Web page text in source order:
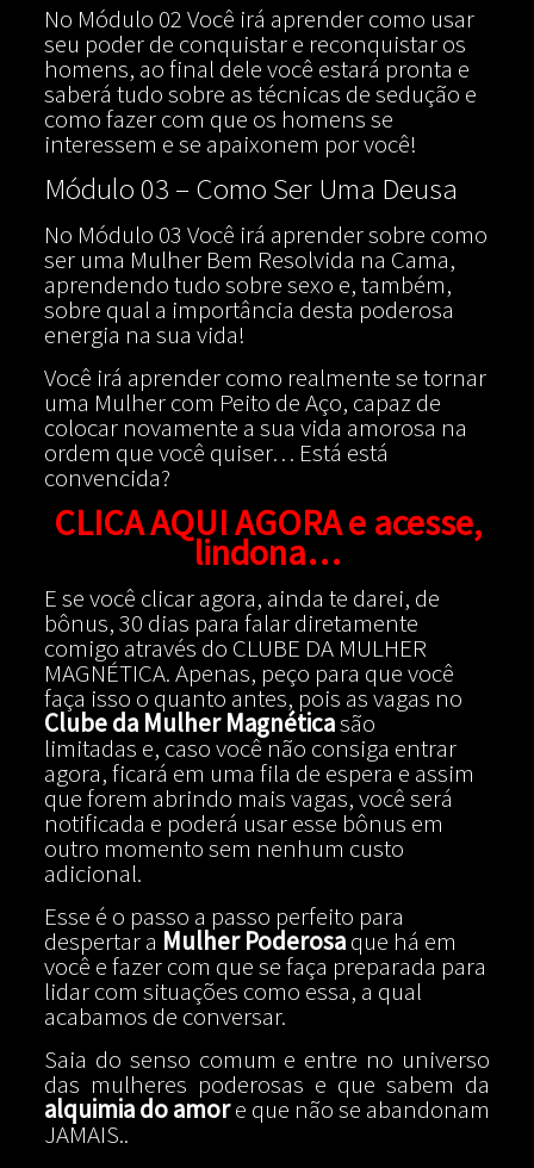
No Módulo 02 Você irá aprender como usar
seu poder de conquistar e reconquistar os
homens, ao final dele você estará pronta e
saberá tudo sobre as técnicas de sedução e
como fazer com que os homens se
interessem e se apaixonem por você!
Módulo 03 – Como Ser Uma Deusa
No Módulo 03 Você irá aprender sobre como
ser uma Mulher Bem Resolvida na Cama,
aprendendo tudo sobre sexo e, também,
sobre qual a importância desta poderosa
energia na sua vida!
Você irá aprender como realmente se tornar
uma Mulher com Peito de Aço, capaz de
colocar novamente a sua vida amorosa na
ordem que você quiser… Está está
convencida?
CLICA AQUI AGORA e acesse,
lindona…
E se você clicar agora, ainda te darei, de
bônus, 30 dias para falar diretamente
comigo através do CLUBE DA MULHER
MAGNÉTICA. Apenas, peço para que você
faça isso o quanto antes, pois as vagas no
Clube da Mulher Magnéticasão
limitadas e, caso você não consiga entrar
agora, ficará em uma fila de espera e assim
que forem abrindo mais vagas, você será
notificada e poderá usar esse bônus em
outro momento sem nenhum custo
adicional.
Esse é o passo a passo perfeito para
despertar a Mulher Poderosaque há em
você e fazer com que se faça preparada para
lidar com situações como essa, a qual
acabamos de conversar.
Saia do senso comum e entre no universo
das mulheres poderosas e que sabem da
alquimia do amore que não se abandonam
JAMAIS..